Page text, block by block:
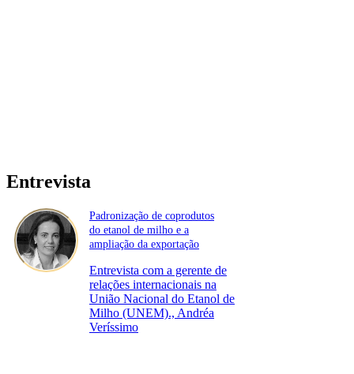
Entrevista
Padronização de coprodutos
do etanol de milho e a
ampliação da exportação
Entrevista com a gerente de
relações internacionais na
União Nacional do Etanol de
Milho (UNEM)., Andréa
Veríssimo